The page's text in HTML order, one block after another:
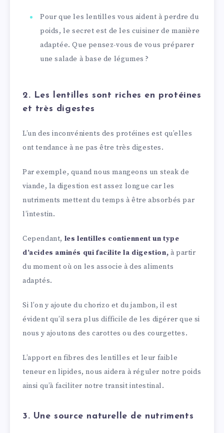
Pour que les lentilles vous aident à perdre du
poids, le secret est de les cuisiner de manière
adaptée. Que pensez-vous de vous préparer
une salade à base de légumes ?
2. Les lentilles sont riches en protéines
et très digestes
L’un des inconvénients des protéines est qu’elles
ont tendance à ne pas être très digestes.
Par exemple, quand nous mangeons un steak de
viande, la digestion est assez longue car les
nutriments mettent du temps à être absorbés par
l’intestin.
Cependant, les lentilles contiennent un type
d’acides aminés qui facilite la digestion, à partir
du moment où on les associe à des aliments
adaptés.
Si l’on y ajoute du chorizo et du jambon, il est
évident qu’il sera plus difficile de les digérer que si
nous y ajoutons des carottes ou des courgettes.
L’apport en fibres des lentilles et leur faible
teneur en lipides, nous aidera à réguler notre poids
ainsi qu’à faciliter notre transit intestinal.
3. Une source naturelle de nutriments